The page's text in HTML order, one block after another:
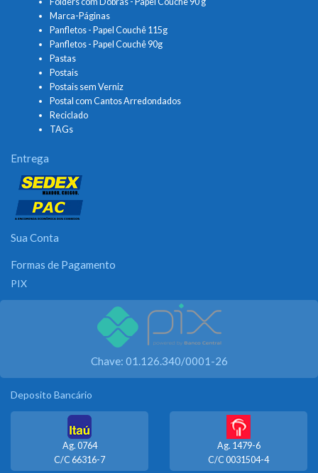
Marca-Páginas
Panfletos - Papel Couchê 115g
Panfletos - Papel Couchê 90g
Pastas
Postais
Postais sem Verniz
Postal com Cantos Arredondados
Reciclado
TAGs
Entrega
Sua Conta
Formas de Pagamento
PIX
Chave: 01.126.340/0001-26
Deposito Bancário
Ag. 0764
C/C 66316-7
Ag. 1479-6
C/C 0031504-4